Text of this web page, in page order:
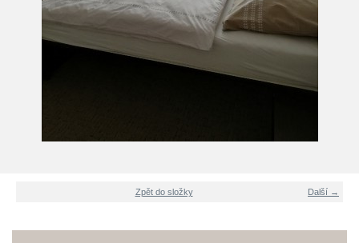
Další →
Zpět do složky